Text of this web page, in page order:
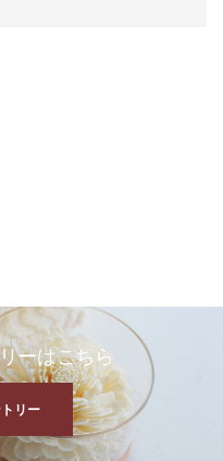
ーはこちら
リー